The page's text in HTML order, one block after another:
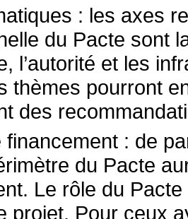
: les axes
du Pacte sont
l’autorité et les
thèmes pourront
des
financement : de
du Pacte
Le rôle du
projet. Pour ceux